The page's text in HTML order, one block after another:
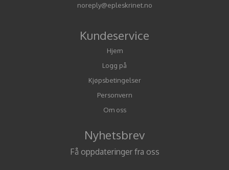
noreply@epleskrinet.no
Kundeservice
Hjem
Logg på
Kjøpsbetingelser
Personvern
Om oss
Nyhetsbrev
Få oppdateringer fra oss